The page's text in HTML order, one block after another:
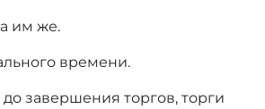
им же.
времени.
завершения торгов, торги